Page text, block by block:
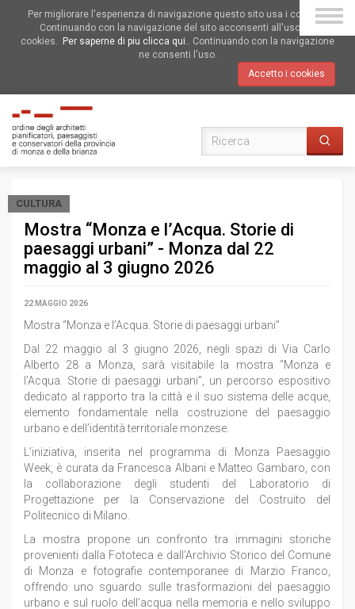
Per migliorare l'esperienza di navigazione questo sito usa i cookies.
Continuando con la navigazione del sito acconsenti all'uso dei
cookies.
Per saperne di piu clicca qui.. Continuando con la navigazione
ne consenti l'uso.
Accetto i cookies
CULTURA
Mostra “Monza e l’Acqua. Storie di
paesaggi urbani” - Monza dal 22
maggio al 3 giugno 2026
22 MAGGIO 2026
Mostra “Monza e l’Acqua. Storie di paesaggi urbani”
Dal 22 maggio al 3 giugno 2026, negli spazi di Via Carlo
Alberto 28 a Monza, sarà visitabile la mostra “Monza e
l’Acqua. Storie di paesaggi urbani”, un percorso espositivo
dedicato al rapporto tra la città e il suo sistema delle acque,
elemento fondamentale nella costruzione del paesaggio
urbano e dell’identità territoriale monzese.
L’iniziativa, inserita nel programma di Monza Paesaggio
Week, è curata da Francesca Albani e Matteo Gambaro, con
la collaborazione degli studenti del Laboratorio di
Progettazione per la Conservazione del Costruito del
Politecnico di Milano.
La mostra propone un confronto tra immagini storiche
provenienti dalla Fototeca e dall’Archivio Storico del Comune
di Monza e fotografie contemporanee di Marzio Franco,
offrendo uno sguardo sulle trasformazioni del paesaggio
urbano e sul ruolo dell’acqua nella memoria e nello sviluppo